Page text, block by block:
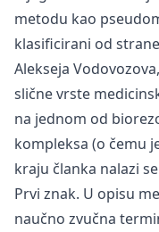
metodu kao
klasificirani od
Alekseja
slične vrste
na jednom od
kompleksa (o čemu
kraju članka nalazi
Prvi znak. U opisu
naučno zvučna